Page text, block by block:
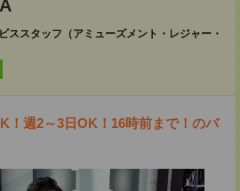
ススタッフ（アミューズメント・レジャー・
！週2～3日OK！16時前まで！のバ